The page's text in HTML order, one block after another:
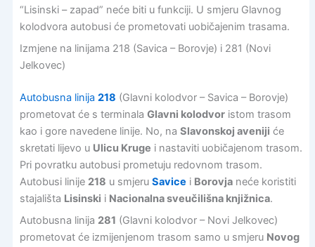
“Lisinski – zapad” neće biti u funkciji. U smjeru Glavnog
kolodvora autobusi će prometovati uobičajenim trasama.
Izmjene na linijama 218 (Savica – Borovje) i 281 (Novi
Jelkovec)
Autobusna linija 218 (Glavni kolodvor – Savica – Borovje)
prometovat će s terminala Glavni kolodvoristom trasom
kao i gore navedene linije. No, na Slavonskoj aveniji će
skretati lijevo u Ulicu Kruge i nastaviti uobičajenom trasom.
Pri povratku autobusi prometuju redovnom trasom.
Autobusi linije 218 u smjeru Savice i Borovjaneće koristiti
stajališta Lisinski i Nacionalna sveučilišna knjižnica.
Autobusna linija 281 (Glavni kolodvor – Novi Jelkovec)
prometovat će izmijenjenom trasom samo u smjeru Novog